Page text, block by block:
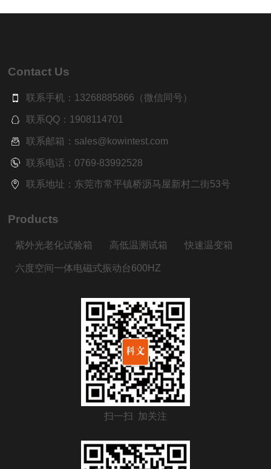
Contact Us
联系手机：13268885866（微信同号）
联系QQ：1908114701
联系邮箱：sales@kowintest.com
联系电话：0769-83992528
联系地址：东莞市常平镇桥沥马屋新村二街53号
Products
紫外光老化试验箱 高低温测试箱 快速温变箱
六度空间一体电磁式振动台600HZ
扫一扫 加关注